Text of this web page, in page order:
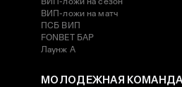
ВИП-ложи на матч
ПСБ ВИП
FONBET БАР
Лаунж A
МОЛОДЕЖНАЯ